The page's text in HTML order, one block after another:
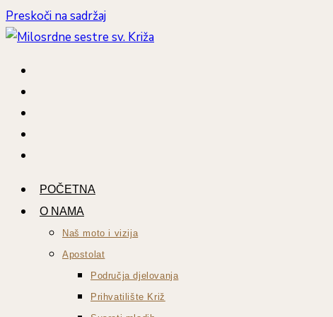
Preskoči na sadržaj
POČETNA
O NAMA
Naš moto i vizija
Apostolat
Područja djelovanja
Prihvatilište Križ